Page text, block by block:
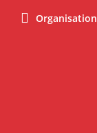
Organisation